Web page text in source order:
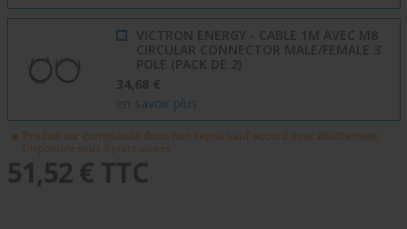
VICTRON ENERGY - CABLE 1M AVEC M8
CIRCULAR CONNECTOR MALE/FEMALE 3
POLE (PACK DE 2)
34,68 €
en savoir plus
Produit sur commande donc non repris sauf accord avec abattement
Disponible sous 6 jours ouvrés
51,52 € TTC